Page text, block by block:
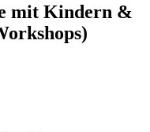
mit Kindern &